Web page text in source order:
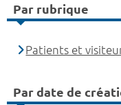
Par rubrique
Patients et
Par date de